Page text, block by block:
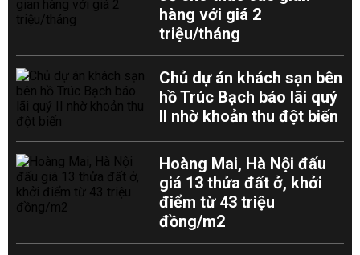
hàng với giá 2
triệu/tháng
Chủ dự án khách sạn bên
hồ Trúc Bạch báo lãi quý
II nhờ khoản thu đột biến
Hoàng Mai, Hà Nội đấu
giá 13 thửa đất ở, khởi
điểm từ 43 triệu
đồng/m2